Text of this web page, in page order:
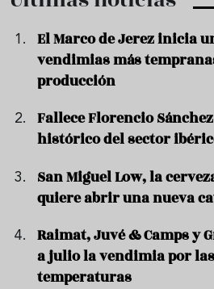
El Marco de Jerez inicia
vendimias más
producción
Fallece Florencio
histórico del sector
San Miguel Low, la
quiere abrir una nueva
Raimat, Juvé & Camps y
a julio la vendimia por
temperaturas